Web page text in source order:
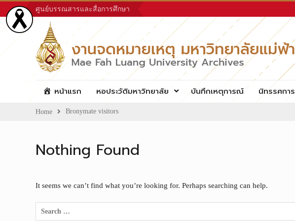
to
content
ศูนย์บรรณสารและสื่อการศึกษา
หน้าแรก หอประวัติมหาวิทยาลัย บันทึกเหตุการณ์ นิทรรศการ
Home Bronymate visitors
Nothing Found
It seems we can’t find what you’re looking for. Perhaps searching can help.
Search
for: